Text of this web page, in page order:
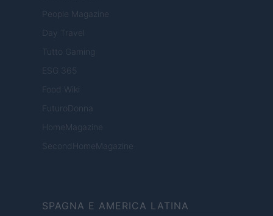
People Magazine
Day Travel
Tutto Gaming
ESG 365
Food Wiki
FuturoDonna
HomeMagazine
SecondHomeMagazine
SPAGNA E AMERICA LATINA